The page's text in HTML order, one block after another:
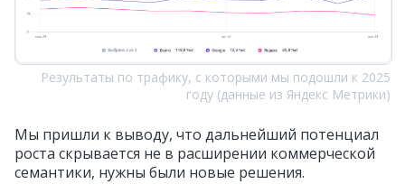
Результаты по трафику, с которыми мы подошли к 2025
году (данные из Яндекс Метрики)
Мы пришли к выводу, что дальнейший потенциал
роста скрывается не в расширении коммерческой
семантики, нужны были новые решения.